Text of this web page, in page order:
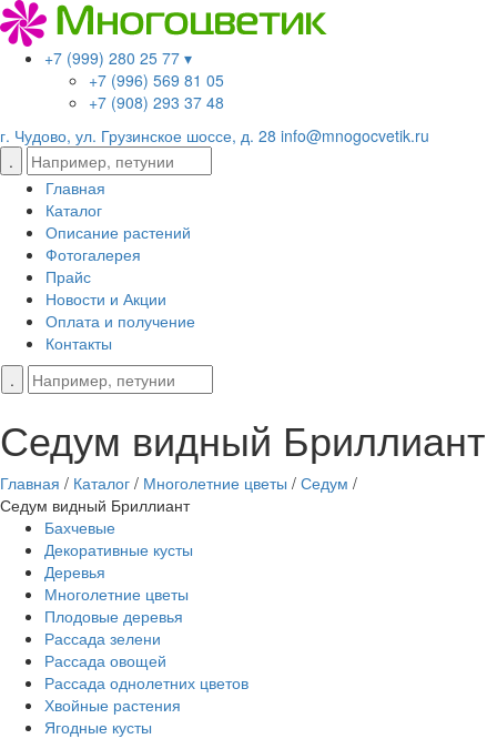
+7 (999) 280 25 77 ▾
+7 (996) 569 81 05
+7 (908) 293 37 48
г. Чудово, ул. Грузинское шоссе, д. 28 info@mnogocvetik.ru
Главная
Каталог
Описание растений
Фотогалерея
Прайс
Новости и Акции
Оплата и получение
Контакты
Седум видный Бриллиант
Главная / Каталог / Многолетние цветы / Седум /
Седум видный Бриллиант
Бахчевые
Декоративные кусты
Деревья
Многолетние цветы
Плодовые деревья
Рассада зелени
Рассада овощей
Рассада однолетних цветов
Хвойные растения
Ягодные кусты